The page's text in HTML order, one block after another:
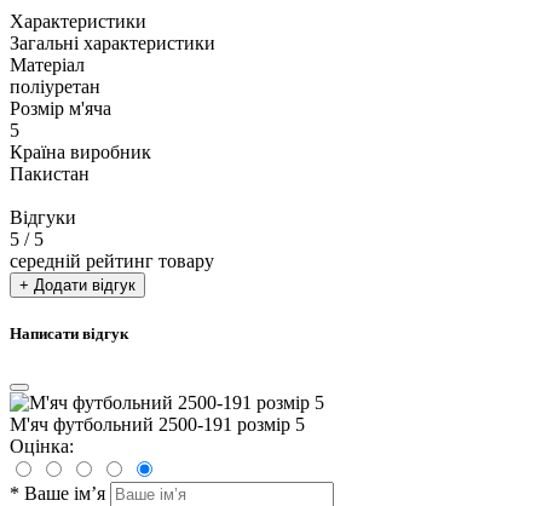
Характеристики
Загальні характеристики
Матеріал
поліуретан
Розмір м'яча
5
Країна виробник
Пакистан
Відгуки
5 / 5
середній рейтинг товару
+ Додати відгук
Написати відгук
М'яч футбольний 2500-191 розмір 5
Оцінка:
* Ваше ім’я